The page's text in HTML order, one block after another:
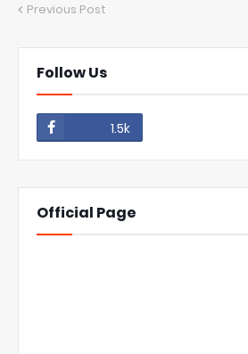
Previous Post
Follow Us
1.5k
Official Page